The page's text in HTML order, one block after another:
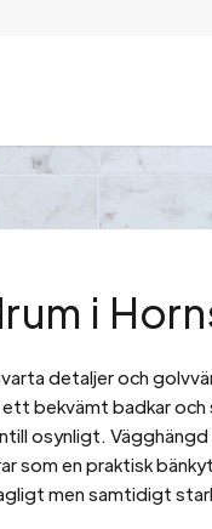
i
detaljer och
bekvämt badkar och
osynligt.
som en praktisk
men samtidigt